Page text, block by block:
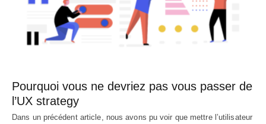
Pourquoi vous ne devriez pas vous passer de
l’UX strategy
Dans un précédent article, nous avons pu voir que mettre l’utilisateur